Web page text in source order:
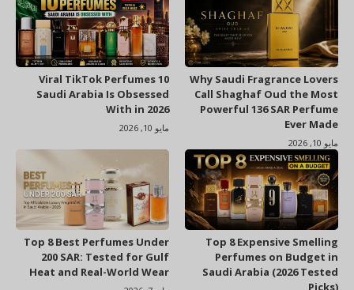
Why Saudi Fragrance Lovers
Call Shaghaf Oud the Most
Powerful 136 SAR Perfume
Ever Made
مايو 10, 2026
10 Viral TikTok Perfumes
Saudi Arabia Is Obsessed
With in 2026
مايو 10, 2026
Top 8 Expensive Smelling
Perfumes on Budget in
Saudi Arabia (2026 Tested
Picks)
Top 8 Best Perfumes Under
200 SAR: Tested for Gulf
Heat and Real-World Wear